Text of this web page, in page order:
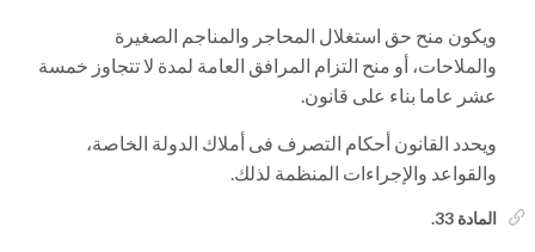
ويكون منح حق استغلال المحاجر والمناجم الصغيرة
والملاحات، أو منح التزام المرافق العامة لمدة لا تتجاوز خمسة
عشر عاما بناء على قانون.
ويحدد القانون أحكام التصرف فى أملاك الدولة الخاصة،
والقواعد والإجراءات المنظمة لذلك.
المادة 33.